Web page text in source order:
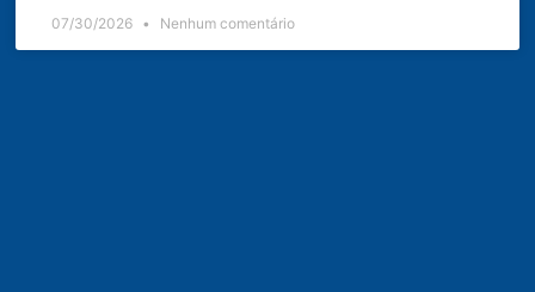
07/30/2026 Nenhum comentário